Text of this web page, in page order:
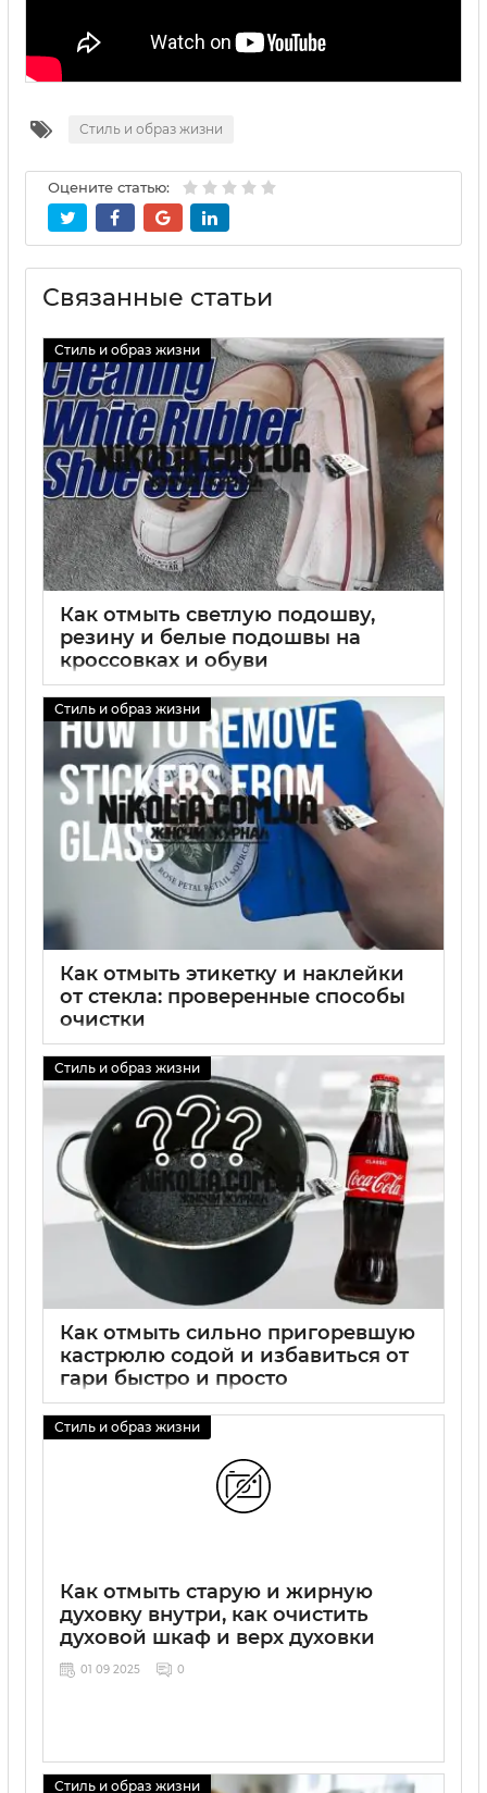
Стиль и образ жизни
Оцените статью:
Связанные статьи
Стиль и образ жизни
Как отмыть светлую подошву,
резину и белые подошвы на
кроссовках и обуви
Стиль и образ жизни
Как отмыть этикетку и наклейки
от стекла: проверенные способы
очистки
Стиль и образ жизни
Как отмыть сильно пригоревшую
кастрюлю содой и избавиться от
гари быстро и просто
Стиль и образ жизни
Как отмыть старую и жирную
духовку внутри, как очистить
духовой шкаф и верх духовки
01 09 2025 0
Стиль и образ жизни